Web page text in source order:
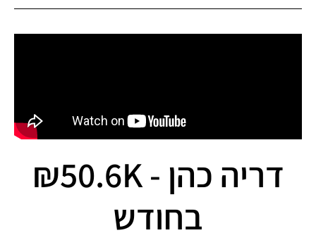
דריה כהן - 50.6K₪
בחודש